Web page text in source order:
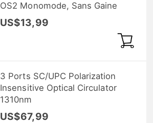
OS2 Monomode, Sans Gaine
US$13,99
3 Ports SC/UPC Polarization
Insensitive Optical Circulator
1310nm
US$67,99